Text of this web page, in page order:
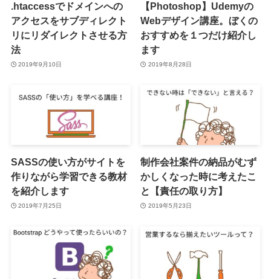
.htaccessでドメインへの
アクセスをサブディレクト
リにリダイレクトさせる方
法
2019年9月10日
【Photoshop】Udemyの
Webデザイン講座。ぼくの
おすすめを１つだけ紹介し
ます
2019年8月28日
SASSの使い方がサイトを
作りながら学習できる教材
を紹介します
2019年7月25日
制作会社案件の納品がむず
かしくなった時に考えたこ
と【責任の取り方】
2019年5月23日